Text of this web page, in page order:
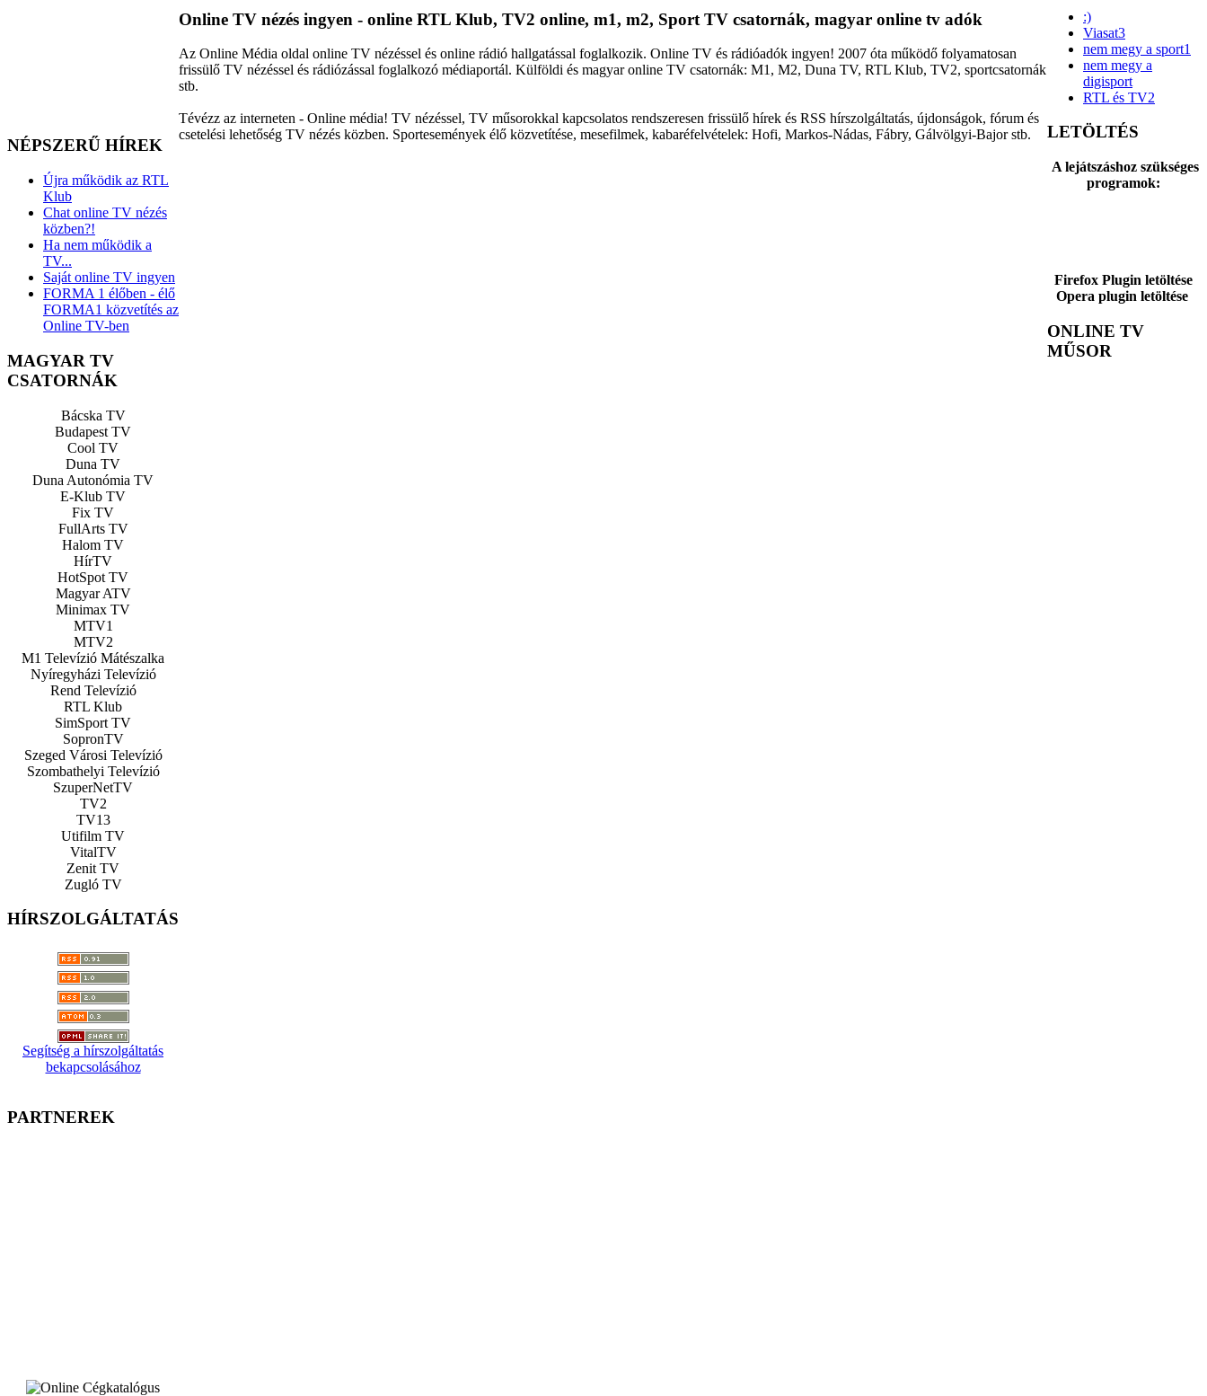
NÉPSZERŰ HÍREK
Újra működik az RTL
Klub
Chat online TV nézés
közben?!
Ha nem működik a
TV...
Saját online TV ingyen
FORMA 1 élőben - élő
FORMA1 közvetítés az
Online TV-ben
MAGYAR TV
CSATORNÁK
Bácska TV
Budapest TV
Cool TV
Duna TV
Duna Autonómia TV
E-Klub TV
Fix TV
FullArts TV
Halom TV
HírTV
HotSpot TV
Magyar ATV
Minimax TV
MTV1
MTV2
M1 Televízió Mátészalka
Nyíregyházi Televízió
Rend Televízió
RTL Klub
SimSport TV
SopronTV
Szeged Városi Televízió
Szombathelyi Televízió
SzuperNetTV
TV2
TV13
Utifilm TV
VitalTV
Zenit TV
Zugló TV
HÍRSZOLGÁLTATÁS
Segítség a hírszolgáltatás
bekapcsolásához
PARTNEREK
Online TV nézés ingyen - online RTL Klub, TV2 online, m1, m2, Sport TV csatornák, magyar online tv adók
Az Online Média oldal online TV nézéssel és online rádió hallgatással foglalkozik. Online TV és rádióadók ingyen! 2007 óta működő folyamatosan
frissülő TV nézéssel és rádiózással foglalkozó médiaportál. Külföldi és magyar online TV csatornák: M1, M2, Duna TV, RTL Klub, TV2, sportcsatornák
stb.
Tévézz az interneten - Online média! TV nézéssel, TV műsorokkal kapcsolatos rendszeresen frissülő hírek és RSS hírszolgáltatás, újdonságok, fórum és
csetelési lehetőség TV nézés közben. Sportesemények élő közvetítése, mesefilmek, kabaréfelvételek: Hofi, Markos-Nádas, Fábry, Gálvölgyi-Bajor stb.
:)
Viasat3
nem megy a sport1
nem megy a
digisport
RTL és TV2
LETÖLTÉS
A lejátszáshoz szükséges
programok:
Firefox Plugin letöltése
Opera plugin letöltése
ONLINE TV
MŰSOR